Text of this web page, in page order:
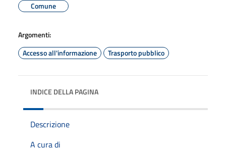
Comune
Argomenti:
Accesso all'informazione
Trasporto pubblico
INDICE DELLA PAGINA
Descrizione
A cura di